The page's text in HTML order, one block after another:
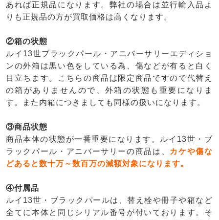
あれば正規品になります。弊社の場合は並行輸入品よ
りも正規品の方が買取価格は高くなります。
②箱の状態
ルイ13世ブラックパール・アニバーサリーエディショ
ンの外箱は黒い色をしている為、傷などが有ると白く
目立ちます。こちらの商品は限定商品ですので代替え
の箱がありませんので、外箱の状態も重要になりま
す。また内箱につきましても同様の扱いになります。
③商品状態
商品本体の状態が一番重要になります。ルイ13世・ブ
ラックパール・アニバーサリーの商品は、 カケや傷な
どあると数十万～数百万の減額対象になります。
④付属品
ルイ13世・ブラックパールは、替え栓や冊子や箱など
全てに本体と同じシリアル番号が付いております。そ